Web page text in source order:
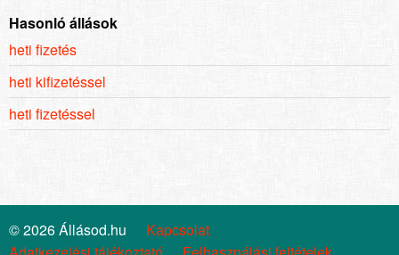
Hasonló állások
heti fizetés
heti kifizetéssel
heti fizetéssel
© 2026 Állásod.hu
Kapcsolat